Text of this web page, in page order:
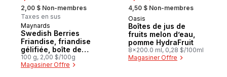
, formerly:
2,00 $ Non-membres
Taxes en sus
Préparé au Canada
Maynards
Swedish Berries
Friandise, friandise
gélifiée, boîte de
friandise, parfaite
pour les voyages en
100 g, 2,00 $/100g
Magasiner Offre
, formerly:
4,50 $ Non-membres
Préparé au Canada
Oasis
Boîtes de jus de
fruits melon d’eau,
pomme HydraFruit
8x200.0 ml, 0,28 $/100ml
Magasiner Offre